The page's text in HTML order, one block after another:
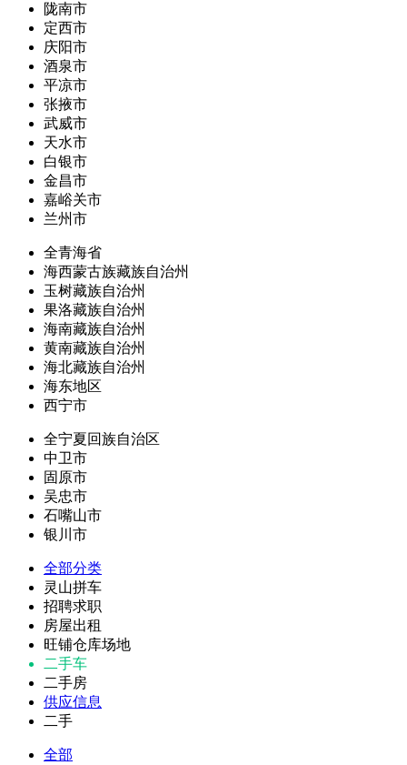
陇南市
定西市
庆阳市
酒泉市
平凉市
张掖市
武威市
天水市
白银市
金昌市
嘉峪关市
兰州市
全青海省
海西蒙古族藏族自治州
玉树藏族自治州
果洛藏族自治州
海南藏族自治州
黄南藏族自治州
海北藏族自治州
海东地区
西宁市
全宁夏回族自治区
中卫市
固原市
吴忠市
石嘴山市
银川市
全部分类
灵山拼车
招聘求职
房屋出租
旺铺仓库场地
二手车
二手房
供应信息
二手
全部